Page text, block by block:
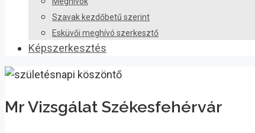
Szavak kezdőbetű szerint
Esküvői meghívó szerkesztő
Képszerkesztés
Mr Vizsgálat Székesfehérvár